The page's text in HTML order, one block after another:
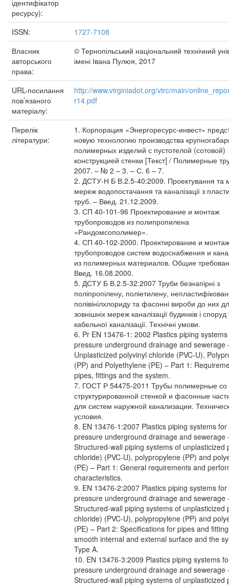
ідентифікатор
ресурсу):
ISSN:
1727-7108
Власник
авторського
права:
© Тернопільський національний технічний
імені Івана Пулюя, 2017
URL-посилання
пов’язаного
матеріалу:
http://www.virginiadot.org/vtrc/main/
r14.pdf
Перелік
літератури:
1. Корпорация «Энергоресурс-инвест»
новую технологию производства
полимерных изделий с пустотелой (сотовой)
конструкцией стенки [Текст] / Полимерные
2007. – № 2 – 3. – С. 6 – 7.
2. ДСТУ-Н Б В.2.5-40:2009. Проектування та
мереж водопостачання та каналізації з
труб. – Введ. 21.12.2009.
3. СП 40-101-96 Проектирование и монтаж
трубопроводов из полипропилена
«Рандомсополимер».
4. СП 40-102-2000. Проектирование и монтаж
трубопроводов систем водоснабжения и
из полимерных материалов. Общие
Введ. 16.08.2000.
5. ДСТУ Б В.2.5-32:2007 Труби безнапірні з
поліпропілену, поліетилену,
полівінілхлориду та фасонні вироби до них
зовнішніх мереж каналізації будинків і споруд
кабельної каналізації. Технічні умови.
6. Pr EN 13476-1: 2002 Plastics piping
pressure underground drainage and sewerage
Unplasticized polyvinyl chloride (PVC-U),
(PP) and Polyethylene (PE) – Part 1:
pipes, fittings and the system.
7. ГОСТ Р 54475-2011 Трубы полимерные со
структурированной стенкой и фасонные
для систем наружной канализации.
условия.
8. EN 13476-1:2007 Plastics piping systems
pressure underground drainage and sewerage
Structured-wall piping systems of unplasticized
chloride) (PVC-U), polypropylene (PP) and
(PE) – Part 1: General requirements and
characteristics.
9. EN 13476-2:2007 Plastics piping systems
pressure underground drainage and sewerage
Structured-wall piping systems of unplasticized
chloride) (PVC-U), polypropylene (PP) and
(PE) – Part 2: Specifications for pipes and
smooth internal and external surface and the
Type A.
10. EN 13476-3:2009 Plastics piping systems
pressure underground drainage and sewerage
Structured-wall piping systems of unplasticized